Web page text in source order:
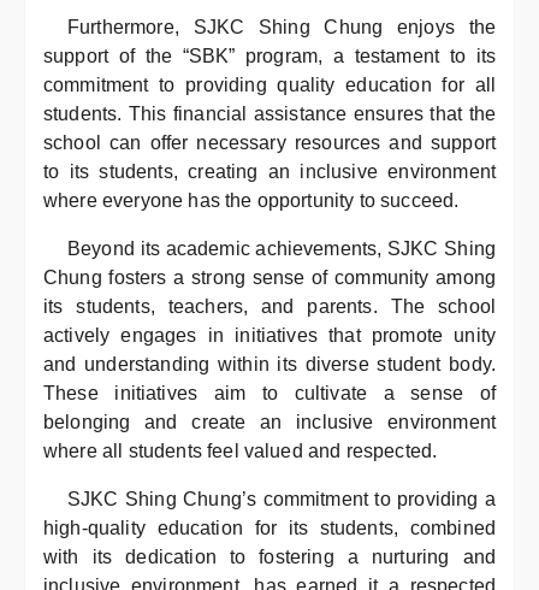
Furthermore, SJKC Shing Chung enjoys the
support of the “SBK” program, a testament to its
commitment to providing quality education for all
students. This financial assistance ensures that the
school can offer necessary resources and support
to its students, creating an inclusive environment
where everyone has the opportunity to succeed.
Beyond its academic achievements, SJKC Shing
Chung fosters a strong sense of community among
its students, teachers, and parents. The school
actively engages in initiatives that promote unity
and understanding within its diverse student body.
These initiatives aim to cultivate a sense of
belonging and create an inclusive environment
where all students feel valued and respected.
SJKC Shing Chung’s commitment to providing a
high-quality education for its students, combined
with its dedication to fostering a nurturing and
inclusive environment, has earned it a respected